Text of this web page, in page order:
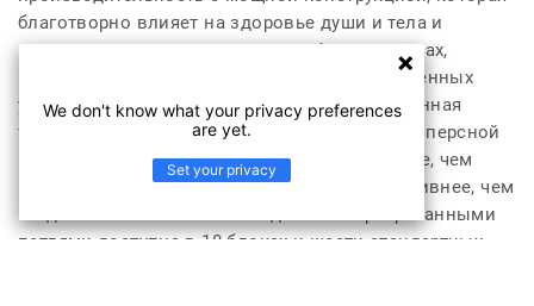
благотворно влияет на здоровье души и тела и
подходит для использования в офисах, школах,
медицинских учреждениях и других общественных
учреждениях. Доказано, что его запатентованная
технология снижает концентрацию мелкодисперсной
пыли в воздухе и в четыре раза эффективнее, чем
классические ковры, и в восемь раз эффективнее, чем
гладкие полы. Текстильная доска с неразрезанными
петлями доступна в 18 блоках и шести стандартных
We don't know what your privacy preferences
are yet.
Set your privacy